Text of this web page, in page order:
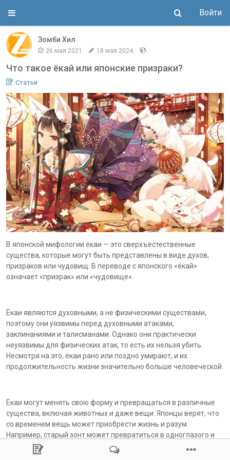
Войти
Зомби Хил
26 мая 2021 18 мая 2024
Что такое ёкай или японские призраки?
Статьи
В японской мифологии ёкаи — это сверхъестественные
существа, которые могут быть представлены в виде духов,
призраков или чудовищ. В переводе с японского «ёкай»
означает «призрак» или «чудовище».
Ёкаи являются духовными, а не физическими существами,
поэтому они уязвимы перед духовными атаками,
заклинаниями и талисманами. Однако они практически
неуязвимы для физических атак, то есть их нельзя убить.
Несмотря на это, ёкаи рано или поздно умирают, и их
продолжительность жизни значительно больше человеческой.
Ёкаи могут менять свою форму и превращаться в различные
существа, включая животных и даже вещи. Японцы верят, что
со временем вещь может приобрести жизнь и разум.
Например, старый зонт может превратиться в одноглазого и
одноногого демона, если его владельцы забудут о нём. Также
старые сандалии могут стать ёкаем, если их хозяева плохо